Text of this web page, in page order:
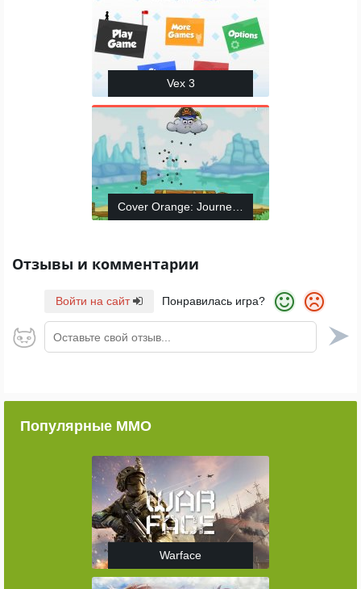
Vex 3
Cover Orange: Journey Pirates
Отзывы и комментарии
Войти на сайт Понравилась игра?
Оставьте свой отзыв...
Популярные ММО
Warface